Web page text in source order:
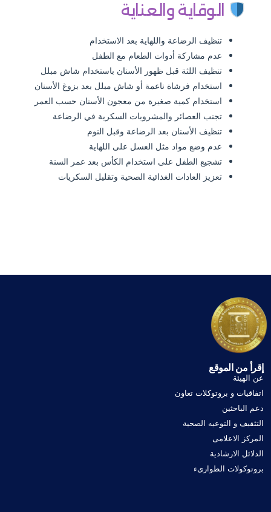
الوقاية والعناية
تنظيف الرضاعة واللهاية بعد الاستخدام
عدم مشاركة أدوات الطعام مع الطفل
تنظيف اللثة قبل ظهور الأسنان باستخدام شاش مبلل
استخدام فرشاة ناعمة أو شاش مبلل بعد بزوغ الأسنان
استخدام كمية صغيرة من معجون الأسنان حسب العمر
تجنب العصائر والمشروبات السكرية في الرضاعة
تنظيف الأسنان بعد الرضاعة وقبل النوم
عدم وضع مواد مثل العسل على اللهاية
تشجيع الطفل على استخدام الكأس بعد عمر السنة
تعزيز العادات الغذائية الصحية وتقليل السكريات
إقرأ من الموقع
عن الهيئة
اتفاقيات و بروتوكلات تعاون
دعم الباحثين
التثقيف و التوعيه الصحية
المركز الاعلامى
الدلائل الارشادية
بروتوكولات الطوارىء